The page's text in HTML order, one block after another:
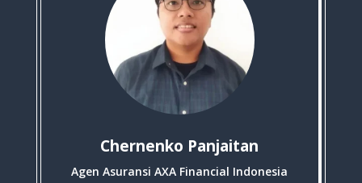
Chernenko Panjaitan
Agen Asuransi AXA Financial Indonesia